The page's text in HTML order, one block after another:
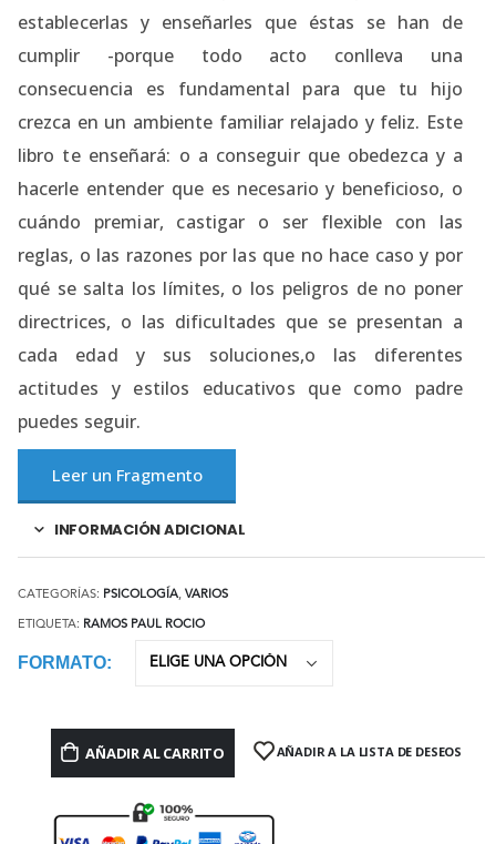
establecerlas y enseñarles que éstas se han de
cumplir -porque todo acto conlleva una
consecuencia es fundamental para que tu hijo
crezca en un ambiente familiar relajado y feliz. Este
libro te enseñará: o a conseguir que obedezca y a
hacerle entender que es necesario y beneficioso, o
cuándo premiar, castigar o ser flexible con las
reglas, o las razones por las que no hace caso y por
qué se salta los límites, o los peligros de no poner
directrices, o las dificultades que se presentan a
cada edad y sus soluciones,o las diferentes
actitudes y estilos educativos que como padre
puedes seguir.
Leer un Fragmento
INFORMACIÓN ADICIONAL
CATEGORÍAS: PSICOLOGÍA, VARIOS
ETIQUETA: RAMOS PAUL ROCIO
FORMATO
AÑADIR AL CARRITO AÑADIR A LA LISTA DE DESEOS